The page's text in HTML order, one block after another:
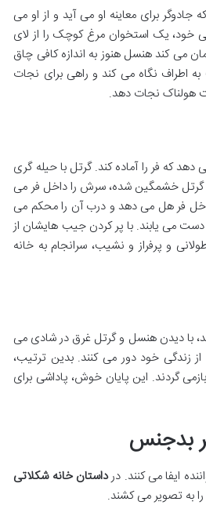
برای معاینه او می آید و از او می
خود، یک استخوان مرغ کوچک را از لای
می کند هنسل هنوز به اندازه کافی چاق
اطراف نگاه می کند و راهی برای نجات
هولناک نجات دهد.
که فر را آماده کند. گرتل با حیله گری
گرتل خشمگین شده، سرش را داخل فر می
داخل فر هل می دهد و درب آن را محکم می
می یابند. با پر کردن جیب هایشان از
و پرفراز و نشیب، سرانجام به خانه
با دیدن هنسل و گرتل غرق در شادی می
زندگی خود دور می کنند. بدین ترتیب،
گردند. این پایان خوش، پاداشی برای
بدجنس
ایفا می کنند. درداستان خانه شکلاتی
به تصویر می کشند.